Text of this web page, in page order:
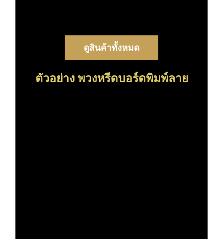
ดูสินค้าทั้งหมด
ตัวอย่าง พวงหรีดบอร์ดพิมพ์ลาย